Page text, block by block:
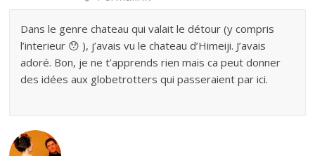
Dans le genre chateau qui valait le détour (y compris
l’interieur 😯 ), j’avais vu le chateau d’Himeiji. J’avais
adoré. Bon, je ne t’apprends rien mais ca peut donner
des idées aux globetrotters qui passeraient par ici.